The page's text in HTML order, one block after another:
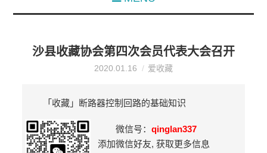
沙县收藏协会第四次会员代表大会召开
2020.01.16 爱收藏
「收藏」断路器控制回路的基础知识
微信号：qinglan337
添加微信好友, 获取更多信息